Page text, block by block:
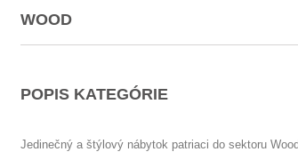
WOOD
POPIS KATEGÓRIE
Jedinečný a štýlový nábytok patriaci do sektoru